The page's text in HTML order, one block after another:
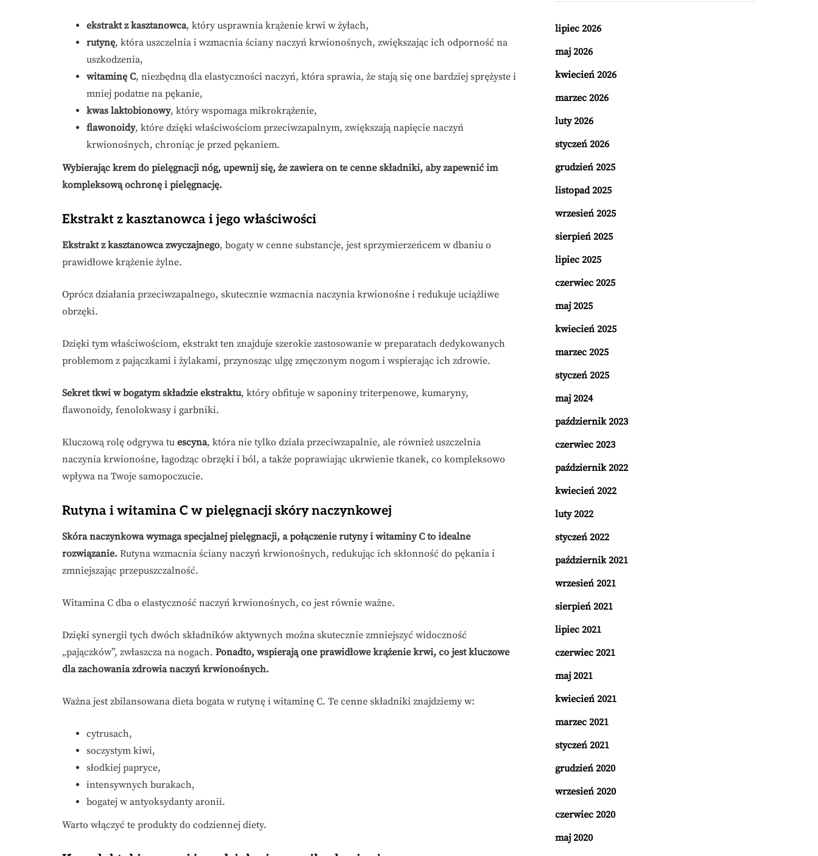
ekstrakt z kasztanowca, który usprawnia krążenie krwi w żyłach,
rutynę, która uszczelnia i wzmacnia ściany naczyń krwionośnych, zwiększając ich odporność na
uszkodzenia,
witaminę C, niezbędną dla elastyczności naczyń, która sprawia, że stają się one bardziej sprężyste i
mniej podatne na pękanie,
kwas laktobionowy, który wspomaga mikrokrążenie,
flawonoidy, które dzięki właściwościom przeciwzapalnym, zwiększają napięcie naczyń
krwionośnych, chroniąc je przed pękaniem.
Wybierając krem do pielęgnacji nóg, upewnij się, że zawiera on te cenne składniki, aby zapewnić im
kompleksową ochronę i pielęgnację.
Ekstrakt z kasztanowca i jego właściwości
Ekstrakt z kasztanowca zwyczajnego, bogaty w cenne substancje, jest sprzymierzeńcem w dbaniu o
prawidłowe krążenie żylne.
Oprócz działania przeciwzapalnego, skutecznie wzmacnia naczynia krwionośne i redukuje uciążliwe
obrzęki.
Dzięki tym właściwościom, ekstrakt ten znajduje szerokie zastosowanie w preparatach dedykowanych
problemom z pajączkami i żylakami, przynosząc ulgę zmęczonym nogom i wspierając ich zdrowie.
Sekret tkwi w bogatym składzie ekstraktu, który obfituje w saponiny triterpenowe, kumaryny,
flawonoidy, fenolokwasy i garbniki.
Kluczową rolę odgrywa tu escyna, która nie tylko działa przeciwzapalnie, ale również uszczelnia
naczynia krwionośne, łagodząc obrzęki i ból, a także poprawiając ukrwienie tkanek, co kompleksowo
wpływa na Twoje samopoczucie.
Rutyna i witamina C w pielęgnacji skóry naczynkowej
Skóra naczynkowa wymaga specjalnej pielęgnacji, a połączenie rutyny i witaminy C to idealne
rozwiązanie. Rutyna wzmacnia ściany naczyń krwionośnych, redukując ich skłonność do pękania i
zmniejszając przepuszczalność.
Witamina C dba o elastyczność naczyń krwionośnych, co jest równie ważne.
Dzięki synergii tych dwóch składników aktywnych można skutecznie zmniejszyć widoczność
„pajączków”, zwłaszcza na nogach. Ponadto, wspierają one prawidłowe krążenie krwi, co jest kluczowe
dla zachowania zdrowia naczyń krwionośnych.
Ważna jest zbilansowana dieta bogata w rutynę i witaminę C. Te cenne składniki znajdziemy w:
cytrusach,
soczystym kiwi,
słodkiej papryce,
intensywnych burakach,
bogatej w antyoksydanty aronii.
Warto włączyć te produkty do codziennej diety.
lipiec 2026
maj 2026
kwiecień 2026
marzec 2026
luty 2026
styczeń 2026
grudzień 2025
listopad 2025
wrzesień 2025
sierpień 2025
lipiec 2025
czerwiec 2025
maj 2025
kwiecień 2025
marzec 2025
styczeń 2025
maj 2024
październik 2023
czerwiec 2023
październik 2022
kwiecień 2022
luty 2022
styczeń 2022
październik 2021
wrzesień 2021
sierpień 2021
lipiec 2021
czerwiec 2021
maj 2021
kwiecień 2021
marzec 2021
styczeń 2021
grudzień 2020
wrzesień 2020
czerwiec 2020
maj 2020